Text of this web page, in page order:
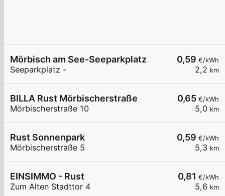
0,59 €/kWh
2,2 km
Mörbisch am See-Seeparkplatz
Seeparkplatz -
0,65 €/kWh
5,0 km
BILLA Rust Mörbischerstraße
Mörbischerstraße 10
0,59 €/kWh
5,3 km
Rust Sonnenpark
Mörbischerstraße 5
0,81 €/kWh
5,6 km
EINSIMMO - Rust
Zum Alten Stadttor 4